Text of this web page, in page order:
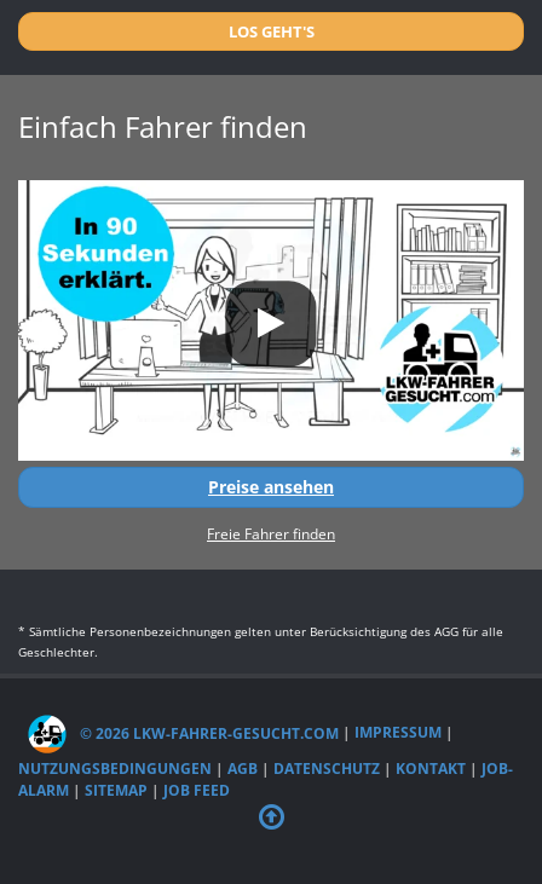
LOS GEHT'S
Einfach Fahrer finden
Preise ansehen
Freie Fahrer finden
* Sämtliche Personenbezeichnungen gelten unter Berücksichtigung des AGG für alle
Geschlechter.
© 2026 LKW-FAHRER-GESUCHT.COM | IMPRESSUM |
NUTZUNGSBEDINGUNGEN | AGB | DATENSCHUTZ | KONTAKT | JOB-
ALARM | SITEMAP | JOB FEED